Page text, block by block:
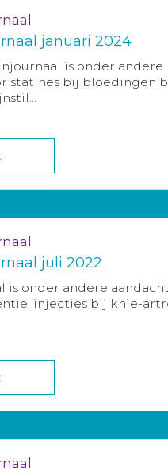
januari 2024
is onder andere
statines bij bloedingen
juli 2022
is onder andere
injecties bij knie-